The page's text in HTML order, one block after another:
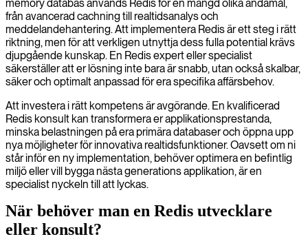
memory databas används Redis för en mängd olika ändamål,
från avancerad cachning till realtidsanalys och
meddelandehantering. Att implementera Redis är ett steg i rätt
riktning, men för att verkligen utnyttja dess fulla potential krävs
djupgående kunskap. En Redis expert eller specialist
säkerställer att er lösning inte bara är snabb, utan också skalbar,
säker och optimalt anpassad för era specifika affärsbehov.
Att investera i rätt kompetens är avgörande. En kvalificerad
Redis konsult kan transformera er applikationsprestanda,
minska belastningen på era primära databaser och öppna upp
nya möjligheter för innovativa realtidsfunktioner. Oavsett om ni
står inför en ny implementation, behöver optimera en befintlig
miljö eller vill bygga nästa generations applikation, är en
specialist nyckeln till att lyckas.
När behöver man en Redis utvecklare
eller konsult?